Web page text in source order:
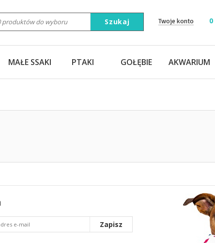
Twoje konto 0
Szukaj
MAŁE SSAKI PTAKI GOŁĘBIE AKWARIUM
Zapisz